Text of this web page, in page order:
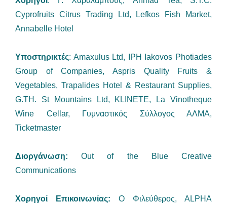
Cyprofruits Citrus Trading Ltd, Lefkos Fish Market,
Annabelle Hotel
Υποστηρικτές: Αmaxulus Ltd, IPH Iakovos Photiades
Group of Companies, Aspris Quality Fruits &
Vegetables, Trapalides Hotel & Restaurant Supplies,
G.TH. St Mountains Ltd, KLINETE, La Vinotheque
Wine Cellar, Γυμναστικός Σύλλογος ΑΛΜΑ,
Ticketmaster
Διοργάνωση: Out of the Blue Creative
Communications
Xορηγοί Επικοινωνίας: O Φιλεύθερος, ΑLPHA